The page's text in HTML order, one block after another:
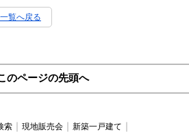
覧へ戻る
のページの先頭へ
索 現地販売会
新築一戸建て